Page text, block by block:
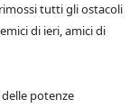
tutti gli ostacoli
di ieri, amici di
delle potenze